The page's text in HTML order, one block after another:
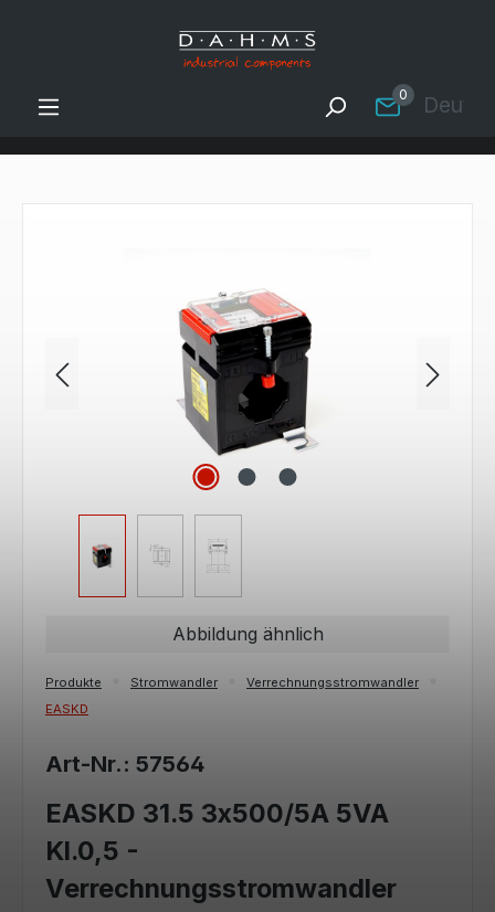
Zum Hauptinhalt springen
0
Abbildung ähnlich
Produkte Stromwandler
Verrechnungsstromwandler
EASKD
Art-Nr.: 57564
EASKD 31.5 3x500/5A 5VA
Kl.0,5 -
Verrechnungsstromwandler